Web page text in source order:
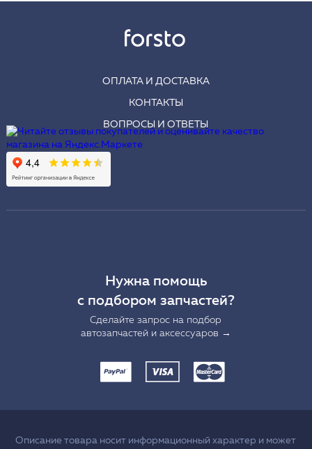
ОПЛАТА И ДОСТАВКА
КОНТАКТЫ
ВОПРОСЫ И ОТВЕТЫ
Нужна помощь
с подбором запчастей?
Сделайте запрос на подбор
автозапчастей и аксессуаров →
Описание товара носит информационный характер и может